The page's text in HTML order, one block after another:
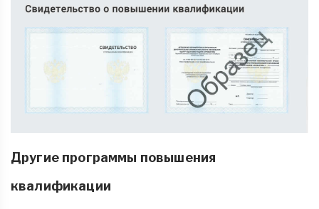
Другие программы повышения
квалификации